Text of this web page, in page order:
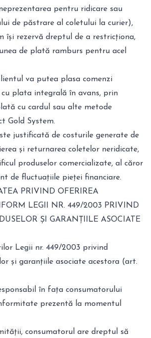
pentru ridicare sau
de păstrare al coletului la curier),
își rezervă dreptul de a restricționa,
de plată ramburs pentru acel
va putea plasa comenzi
cu plata integrală în avans, prin
cu cardul sau alte metode
Gold System.
justificată de costurile generate de
și returnarea coletelor neridicate,
produselor comercializate, al căror
de fluctuațiile pieței financiare.
PRIVIND OFERIREA
LEGII NR. 449/2003 PRIVIND
ȘI GARANȚIILE ASOCIATE
Legii nr. 449/2003 privind
și garanțiile asociate acestora (art.
în fața consumatorului
prezentă la momentul
consumatorul are dreptul să